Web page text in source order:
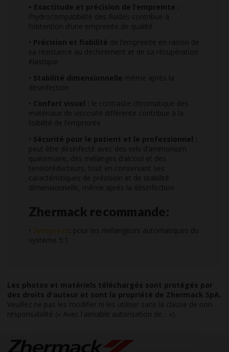
• Exactitude et précision de l’empreinte :
l’hydrocompatibilité des fluides contribue à
l’obtention d’une empreinte de qualité
• Précision et fiabilité de l’empreinte en raison de
sa résistance au déchirement et de sa récupération
élastique
• Stabilité dimensionnelle même après la
désinfection
• Confort visuel :
le contraste chromatique des
matériaux de viscosité différente contribue à la
lisibilité de l’empreinte
• Sécurité pour le patient et le professionnel :
peut être désinfecté avec des sels d’ammonium
quaternaire, des mélanges d’alcool et des
tensioréducteurs, tout en conservant ses
caractéristiques de précision et de stabilité
dimensionnelle, même après la désinfection
Zhermack recommande:
• Sympress pour les mélangeurs automatiques du
système 5:1
Les photos et matériels téléchargés sont protégés par
des droits d'auteur et sont la propriété de Zhermack SpA.
Veuillez ne pas les modifier ni les utiliser sans la clause de non-
responsabilité (« Avec l'aimable autorisation de... »).